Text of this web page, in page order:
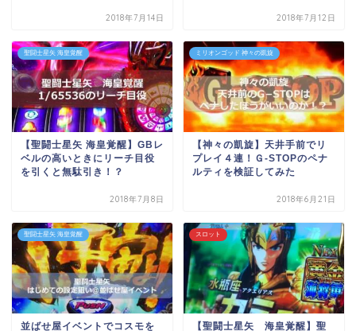
2018年7月14日 2018年7月12日
聖闘士星矢 海皇覚醒
【聖闘士星矢 海皇覚醒】GBレ
ベルの高いときにリーチ目役
を引くと無駄引き！？
2018年7月8日
ミリオンゴッド 神々の凱旋
【神々の凱旋】天井手前でリ
プレイ４連！Ｇ-STOPのペナ
ルティを検証してみた
2018年6月21日
聖闘士星矢 海皇覚醒
並ばせ屋イベントでコスモを
スロット
【聖闘士星矢 海皇覚醒】聖